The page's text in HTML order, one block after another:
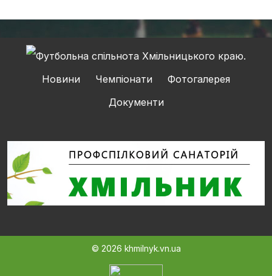
Новини Чемпіонати
Фотогалерея
Документи
© 2026 khmilnyk.vn.ua